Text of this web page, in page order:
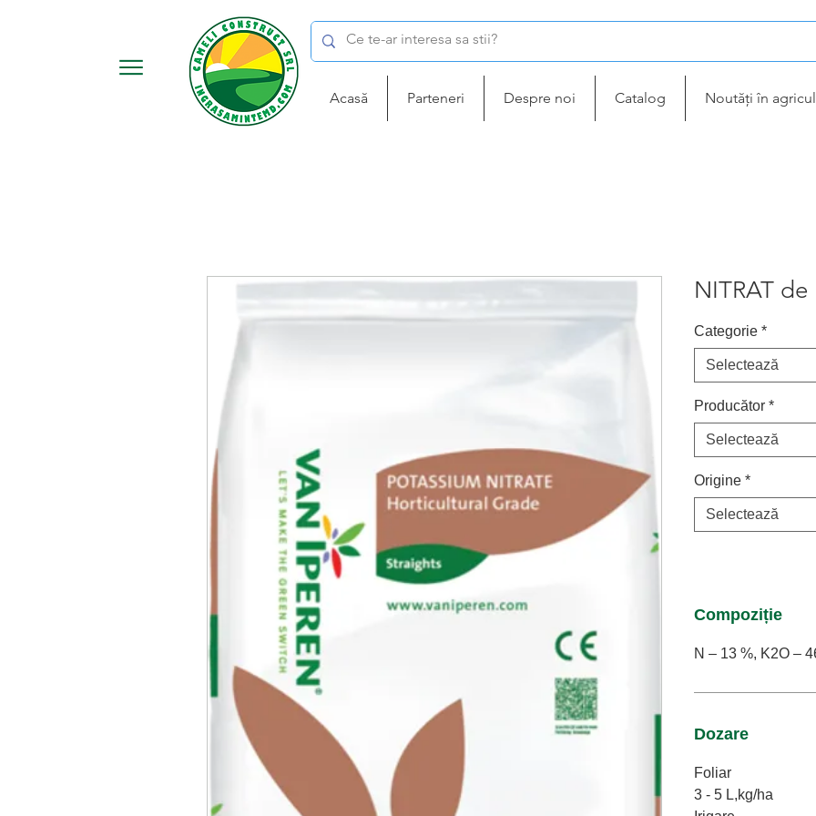
Acasă Parteneri Despre noi Catalog Noutăți în
NITRAT de
Categorie *
Selectează
Producător *
Selectează
Origine *
Selectează
Compoziție
N – 13 %, K2O –
Dozare
Foliar
3 - 5 L,kg/ha